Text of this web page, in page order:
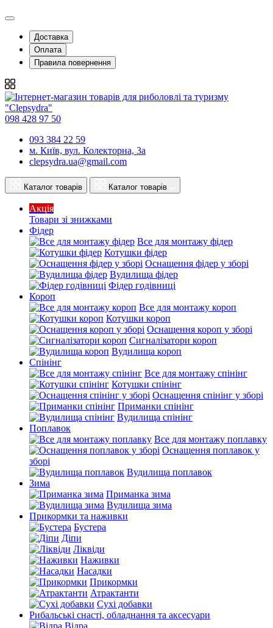
Доставка
Оплата
Правила повернення
098 428 97 50
093 384 22 59
м. Київ, вул. Колекторна, 3а
clepsydra.ua@gmail.com
Каталог товарів Каталог товарів
Акція
Товари зі знижками
Фідер
Все для монтажу фідер
Котушки фідер
Оснащення фідер у зборі
Вудилища фідер
Фідер годівниці
Короп
Все для монтажу короп
Котушки короп
Оснащення короп у зборі
Сигналізатори короп
Вудилища короп
Спінінг
Все для монтажу спінінг
Котушки спінінг
Оснащення спінінг у зборі
Приманки спінінг
Вудилища спінінг
Поплавок
Все для монтажу поплавку
Оснащення поплавок у
зборі
Вудилища поплавок
Зима
Приманка зима
Вудилища зима
Прикормки та наживки
Бустера
Діпи
Ліквіди
Наживки
Насадки
Прикормки
Атрактанти
Сухі добавки
Рибальські снасті, обладнання та аксесуари
Відра